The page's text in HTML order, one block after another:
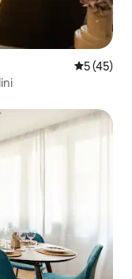
5 de uma
5 (45)